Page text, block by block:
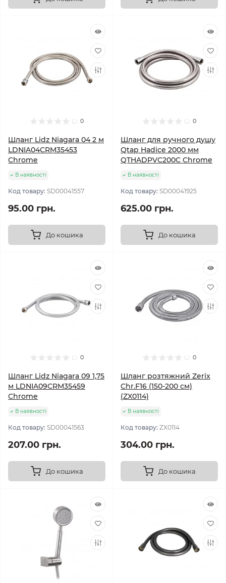
0
Шланг Lidz Niagara 04 2 м
LDNIA04CRM35453
Chrome
В наявності
Код товару: SD00041557
95.00 грн.
До кошика
0
Шланг для ручного душу
Qtap Hadice 2000 мм
QTHADPVC200C Chrome
В наявності
Код товару: SD00041925
625.00 грн.
До кошика
0
Шланг Lidz Niagara 09 1,75
м LDNIA09CRM35459
Chrome
В наявності
Код товару: SD00041563
207.00 грн.
До кошика
0
Шланг розтяжний Zerix
Chr.F16 (150-200 см)
(ZX0114)
В наявності
Код товару: ZX0114
304.00 грн.
До кошика